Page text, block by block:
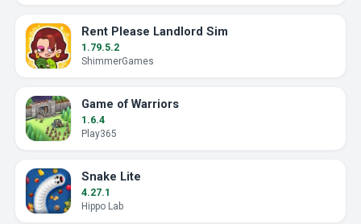
Rent Please Landlord Sim
1.79.5.2
ShimmerGames
Game of Warriors
1.6.4
Play365
Snake Lite
4.27.1
Hippo Lab